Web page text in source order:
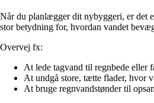
Når du planlægger dit nybyggeri, er det
stor betydning for, hvordan vandet
Overvej fx:
At lede tagvand til regnbede eller
At undgå store, tætte flader, hvor
At bruge regnvandstønder til